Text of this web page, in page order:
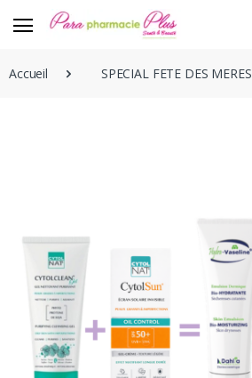
Accueil SPECIAL FETE DES MERES